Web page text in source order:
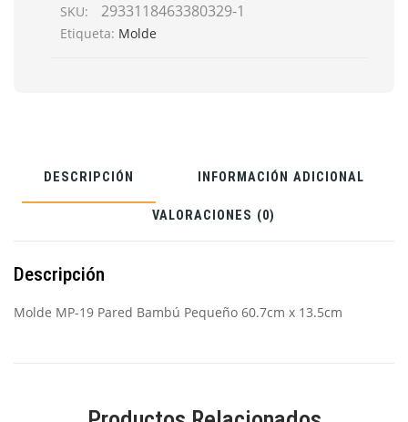
13.5cm
SKU: 2933118463380329-1
Etiqueta: Molde
DESCRIPCIÓN INFORMACIÓN ADICIONAL
VALORACIONES (0)
Descripción
Molde MP-19 Pared Bambú Pequeño 60.7cm x 13.5cm